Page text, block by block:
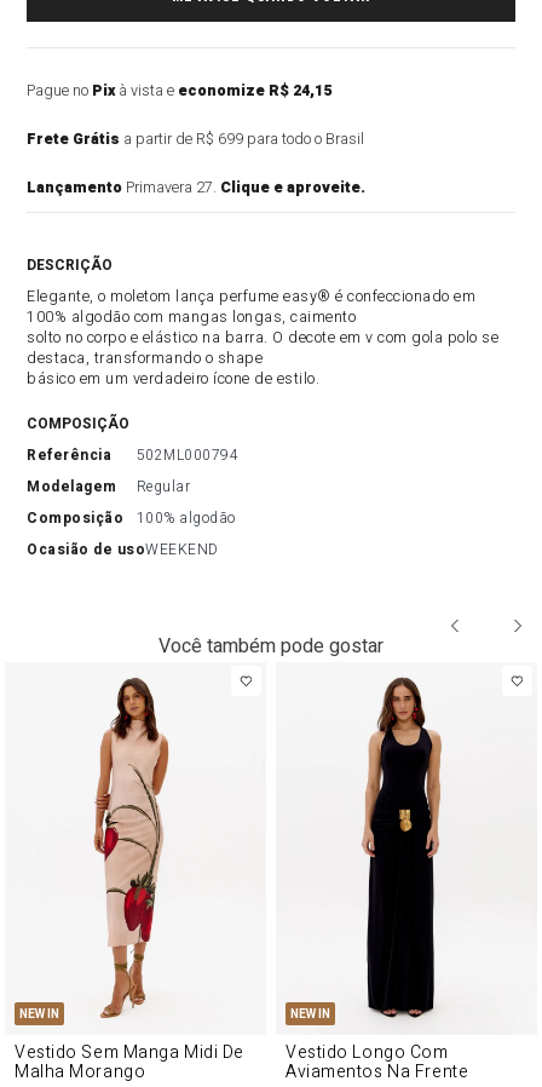
Pague no Pixà vista e economize R$ 24,15
Frete Grátis a partir de R$ 699 para todo o Brasil
Lançamento Primavera 27. Clique e aproveite.
Elegante, o moletom lança perfume easy® é confeccionado em
100% algodão com mangas longas, caimento
solto no corpo e elástico na barra. O decote em v com gola polo se
destaca, transformando o shape
básico em um verdadeiro ícone de estilo.
COMPOSIÇÃO
referência
502ML000794
modelagem
Regular
composição
100% algodão
ocasião de usoWEEKEND
Você também pode gostar
NEW IN
Vestido Sem Manga Midi De
Malha Morango
NEW IN
Vestido Longo Com
Aviamentos Na Frente